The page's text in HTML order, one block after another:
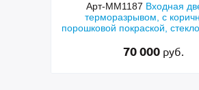
Арт-ММ1384 Входная
металлофиленкой, бугельной
порошковым напылением
45 000 руб.